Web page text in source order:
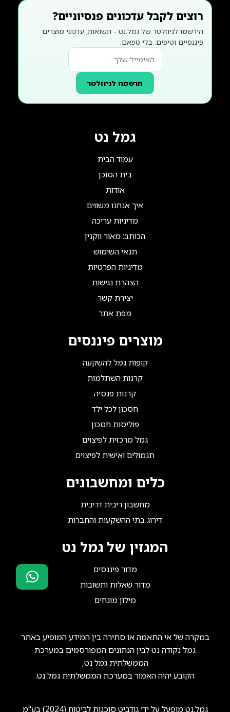
רוצים לקבל עדכונים פנסיוניים?
הירשמו לניוזלטר של גמל.נט - תשואות, עדכוני מוצרים
פיננסיים וטיפים. בלי ספאם.
הרשמה לניוזלטר
גמל נט
עמוד הבית
בית הסוכן
אודות
איך אנחנו משווים
מדיניות עריכה
הכותב: מאור ווקנין
תנאי השימוש
מדיניות הפרטיות
הצהרת נגישות
יצירת קשר
מפת אתר
מוצרים פיננסים
קופות גמל להשקעה
קרנות השתלמות
קרנות פנסיה
חסכון לכל ילד
פוליסות חסכון
גמל מרכזית לפיצוים
תגמולים ואישית לפיצוים
כלים ומחשבונים
מחשבון ריבית דריבית
דירוג בתי ההשקעות והחברות
המגזין של גמל נט
מדור פיננסים
מדור שאלות ותשובות
מילון מונחים
במקרה של אי התאמה או סתירה בין המידע המופיע באתר
גמל נקודה נט לבין הנתונים המפורסמים במערכת
הממשלתית גמל נט,
הקובע יהיה האמור במערכת הממשלתית גמל נט.
גמל.נט מופעל על ידיגודביט סוכנות לביטוח (2024) בע"מ